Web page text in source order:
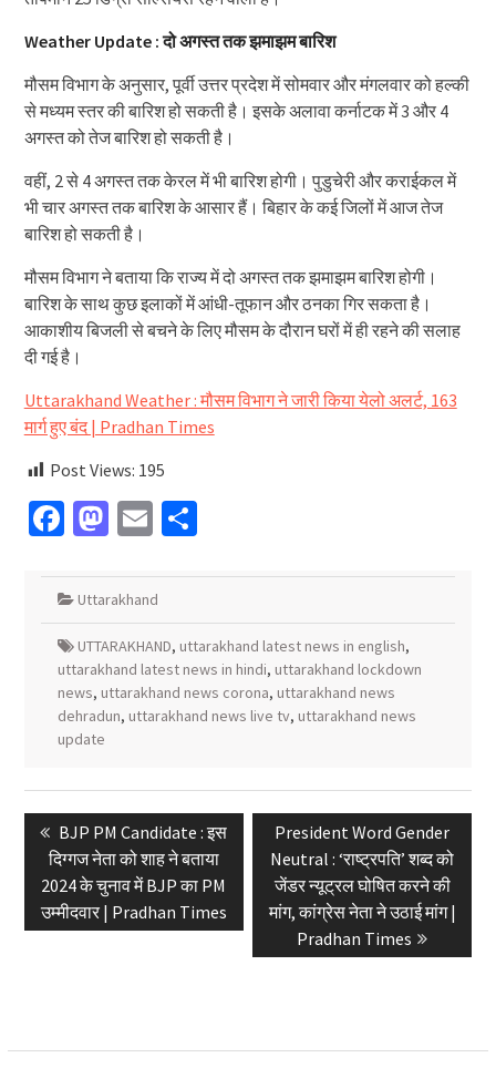
Weather Update : दो अगस्त तक झमाझम बारिश
मौसम विभाग के अनुसार, पूर्वी उत्तर प्रदेश में सोमवार और मंगलवार को हल्की
से मध्यम स्तर की बारिश हो सकती है। इसके अलावा कर्नाटक में 3 और 4
अगस्त को तेज बारिश हो सकती है।
वहीं, 2 से 4 अगस्त तक केरल में भी बारिश होगी। पुडुचेरी और कराईकल में
भी चार अगस्त तक बारिश के आसार हैं। बिहार के कई जिलों में आज तेज
बारिश हो सकती है।
मौसम विभाग ने बताया कि राज्य में दो अगस्त तक झमाझम बारिश होगी।
बारिश के साथ कुछ इलाकों में आंधी-तूफान और ठनका गिर सकता है।
आकाशीय बिजली से बचने के लिए मौसम के दौरान घरों में ही रहने की सलाह
दी गई है।
Uttarakhand Weather : मौसम विभाग ने जारी किया येलो अलर्ट, 163
मार्ग हुए बंद | Pradhan Times
Post Views: 195
Facebook
Mastodon
EmailShare
Uttarakhand
UTTARAKHAND, uttarakhand latest news in english,
uttarakhand latest news in hindi, uttarakhand lockdown
news, uttarakhand news corona, uttarakhand news
dehradun, uttarakhand news live tv, uttarakhand news
update
navigation
Previous
post:
BJP PM Candidate : इस
दिग्गज नेता को शाह ने बताया
2024 के चुनाव में BJP का PM
उम्मीदवार | Pradhan Times
Next
post:
President Word Gender
Neutral : ‘राष्ट्रपति’ शब्द को
जेंडर न्यूट्रल घोषित करने की
मांग, कांग्रेस नेता ने उठाई मांग |
Pradhan Times